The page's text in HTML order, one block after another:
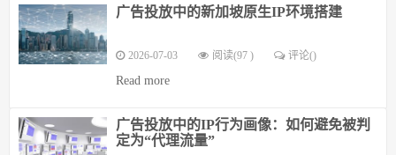
广告投放中的新加坡原生IP环境搭建
2026-07-03 阅读(97 ) 评论()
Read more
广告投放中的IP行为画像：如何避免被判
定为“代理流量”